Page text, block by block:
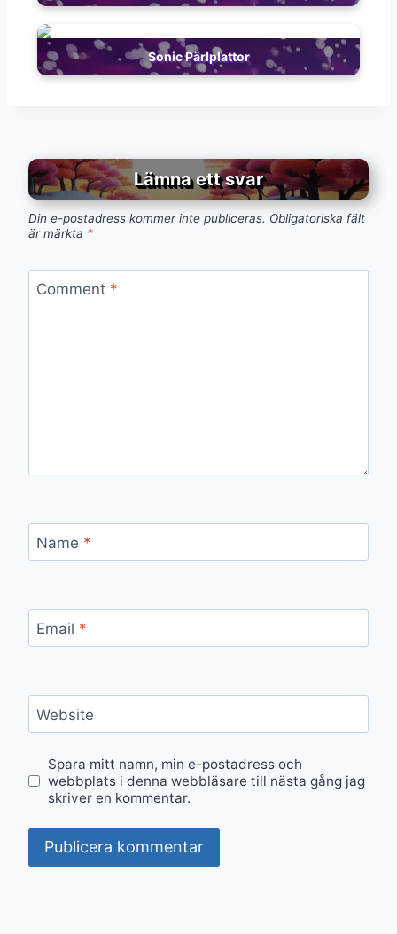
Sonic Pärlplattor
Lämna ett svar
Din e-postadress kommer inte publiceras. Obligatoriska fält
är märkta *
Comment *
Name *
Email *
Website
Spara mitt namn, min e-postadress och
webbplats i denna webbläsare till nästa gång jag
skriver en kommentar.